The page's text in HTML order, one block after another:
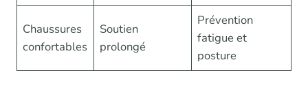
Chaussures
confortables
Soutien
prolongé
Prévention
fatigue et
posture